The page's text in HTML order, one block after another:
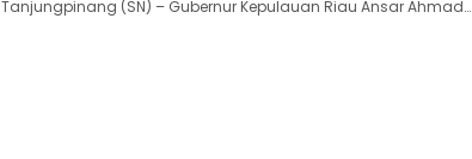
Tanjungpinang (SN) – Gubernur Kepulauan Riau Ansar Ahmad…